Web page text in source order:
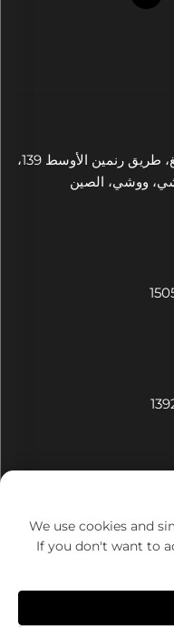
الغرفة 1002، المبنى 2، ساحة هينغلونغ، طريق رنمين الأوسط 139،
ووشي، الصين
تكستايل المحدودة. جميع
الخصوصية
We use cookies and
If you don't want to